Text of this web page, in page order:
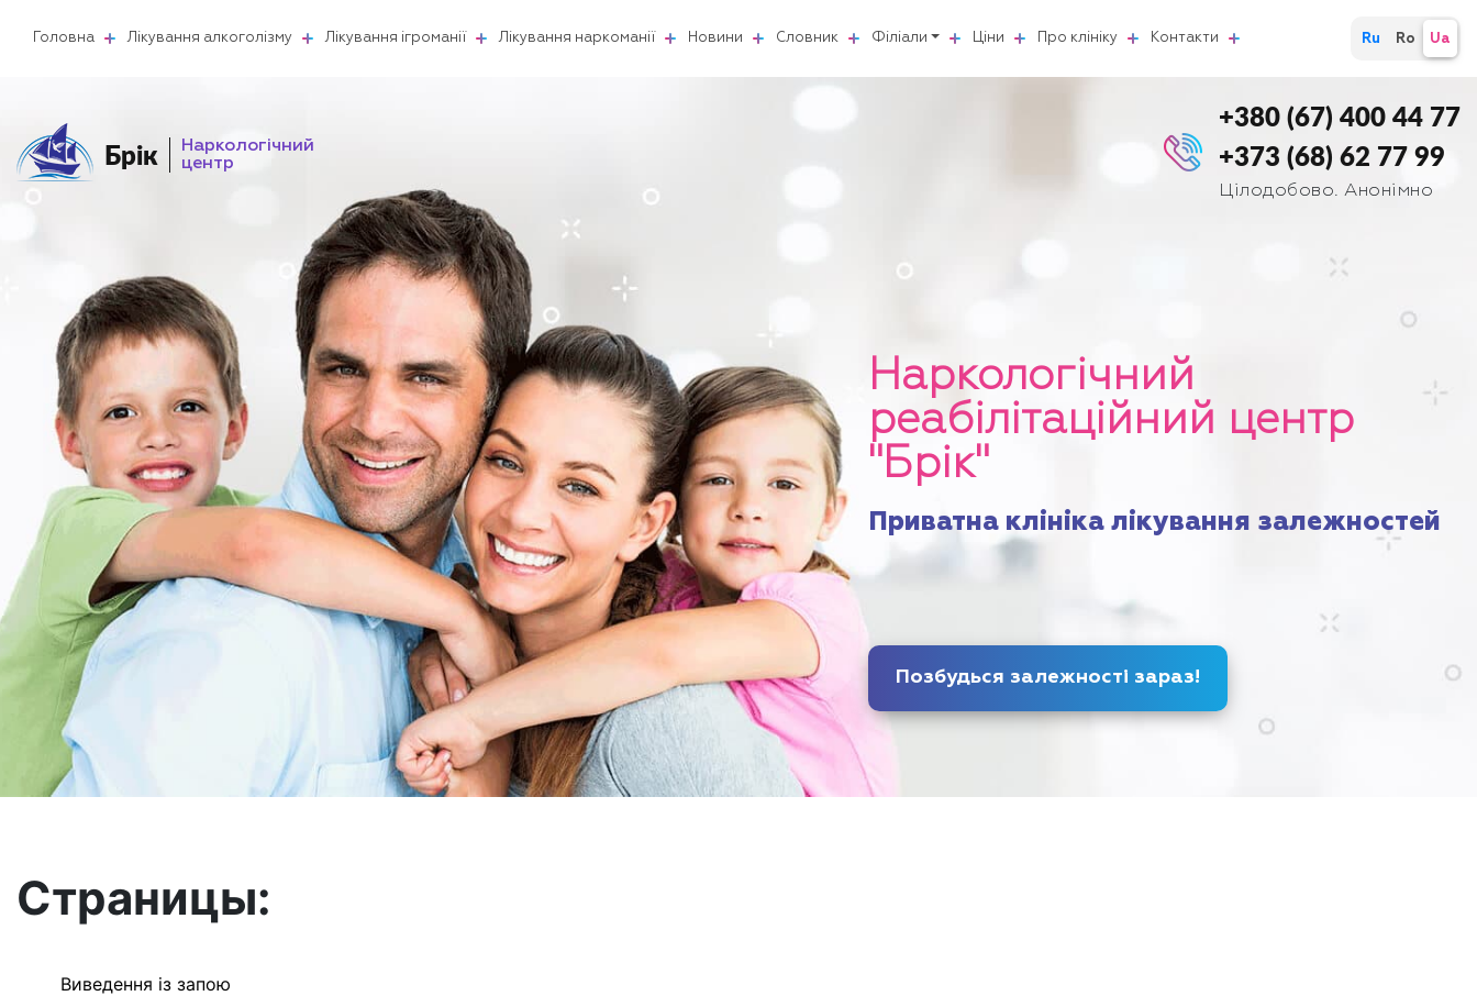
Головна Лікування алкоголізму Лікування ігроманії Лікування наркоманії Новини Словник Філіали Ціни Про клініку Контакти Ru Ro Ua
Брік
Наркологічний
центр
+380 (67) 400 44 77
+373 (68) 62 77 99
Цілодобово. Анонімно
Наркологічний
реабілітаційний центр
"Брік"
Приватна клініка лікування залежностей
Позбудься залежності зараз!
Страницы:
Виведення із запою